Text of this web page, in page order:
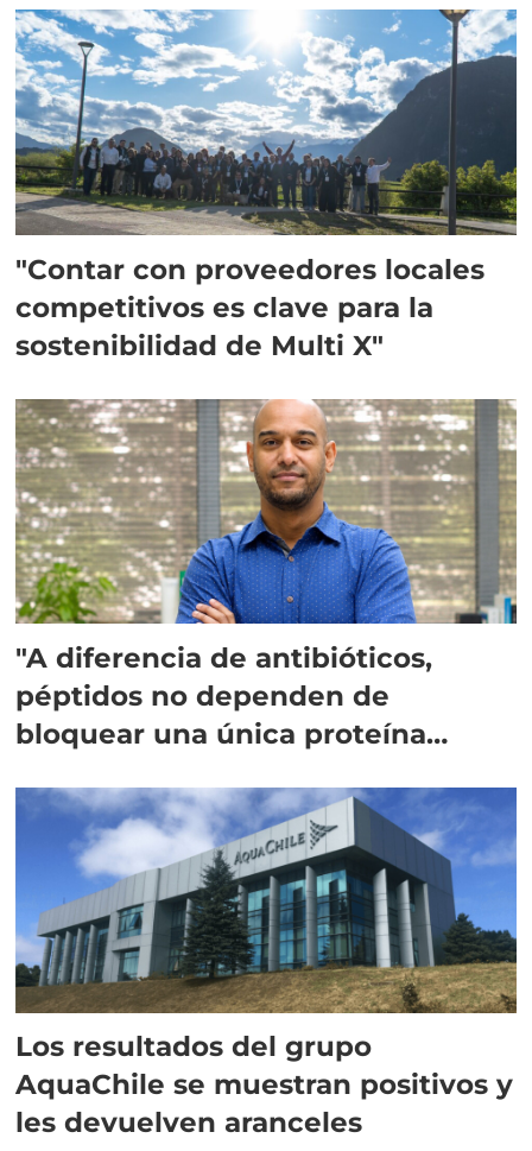
"Contar con proveedores locales
competitivos es clave para la
sostenibilidad de Multi X"
"A diferencia de antibióticos,
péptidos no dependen de
bloquear una única proteína
Los resultados del grupo
AquaChile se muestran positivos y
les devuelven aranceles